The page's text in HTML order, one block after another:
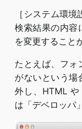
［システム環
検索結果の内容
を変更すること
たとえば、フォ
がないという場
外し、HTML
は「デベロッパ